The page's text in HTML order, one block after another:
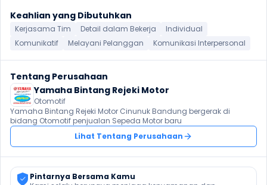
Keahlian yang Dibutuhkan
Kerjasama Tim Detail dalam Bekerja
Individual
Komunikatif
Melayani Pelanggan Komunikasi Interpersonal
Tentang Perusahaan
Yamaha Bintang Rejeki Motor
Otomotif
Yamaha Bintang Rejeki Motor Cinunuk Bandung bergerak di
bidang Otomotif penjualan Sepeda Motor baru
Lihat Tentang Perusahaan
Pintarnya Bersama Kamu